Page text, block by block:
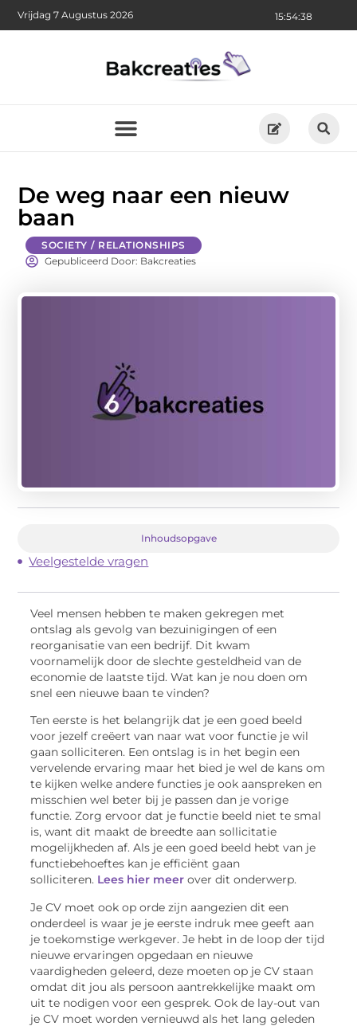
15:54:39
Vrijdag 7 Augustus 2026
De weg naar een nieuw
baan
SOCIETY / RELATIONSHIPS
Gepubliceerd Door: Bakcreaties
Inhoudsopgave
Veelgestelde vragen
Veel mensen hebben te maken gekregen met
ontslag als gevolg van bezuinigingen of een
reorganisatie van een bedrijf. Dit kwam
voornamelijk door de slechte gesteldheid van de
economie de laatste tijd. Wat kan je nou doen om
snel een nieuwe baan te vinden?
Ten eerste is het belangrijk dat je een goed beeld
voor jezelf creëert van naar wat voor functie je wil
gaan solliciteren. Een ontslag is in het begin een
vervelende ervaring maar het bied je wel de kans om
te kijken welke andere functies je ook aanspreken en
misschien wel beter bij je passen dan je vorige
functie. Zorg ervoor dat je functie beeld niet te smal
is, want dit maakt de breedte aan sollicitatie
mogelijkheden af. Als je een goed beeld hebt van je
functiebehoeftes kan je efficiënt gaan
solliciteren. Lees hier meer over dit onderwerp.
Je CV moet ook op orde zijn aangezien dit een
onderdeel is waar je je eerste indruk mee geeft aan
je toekomstige werkgever. Je hebt in de loop der tijd
nieuwe ervaringen opgedaan en nieuwe
vaardigheden geleerd, deze moeten op je CV staan
omdat dit jou als persoon aantrekkelijke maakt om
uit te nodigen voor een gesprek. Ook de lay-out van
je CV moet worden vernieuwd als het lang geleden